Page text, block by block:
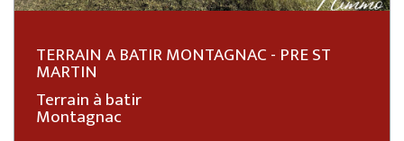
TERRAIN A BATIR MONTAGNAC - PRE ST
MARTIN
Terrain à batir
Montagnac